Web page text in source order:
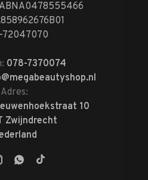
72047070
078-7370074
Adres:
10
Zwijndrecht